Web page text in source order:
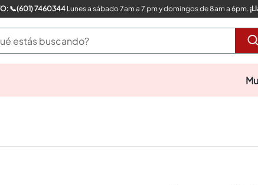
COMPRA CON UN EXPERTO: 📞(601) 7460344Lunes a sábado 7am a 7 pm y domingos de 8am a 6pm.
estás buscando?